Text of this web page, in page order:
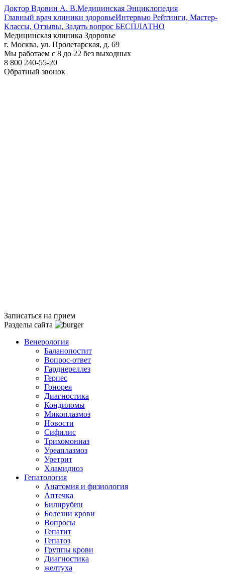
Доктор Вдовин А. В.Медицинская Энциклопедия
Главный врач клиники здоровьеИнтервью Рейтинги, Мастер-
Классы, Отзывы, Задать вопрос БЕСПЛАТНО
Медицинская клиника Здоровье
г. Москва, ул. Пролетарская, д. 69
Мы работаем с 8 до 22 без выходных
8 800 240-55-20
Обратный звонок
Записаться на прием
Разделы сайта
Венерология
Баланопостит
Вопрос-ответ
Гарднереллез
Герпес
Гонорея
Диагностика
Кондиломы
Микоплазмоз
Новости
Сифилис
Трихомониаз
Уреаплазмоз
Уретрит
Хламидиоз
Гепатология
Анатомия и физиология
Аптечка
Билирубин
Болезни крови
Вопросы
Гепатит
Гепатоз
Группы крови
Диагностика
желтуха